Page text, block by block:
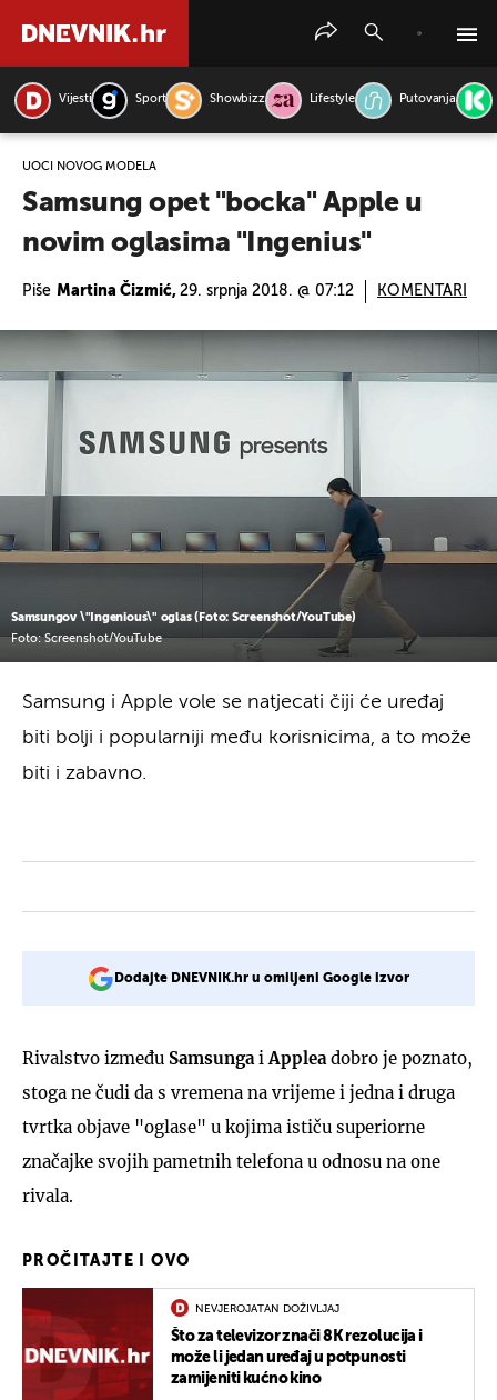
Vijesti Sport Showbizz Lifestyle Putovanja
UOČI NOVOG MODELA
Samsung opet "bocka" Apple u
novim oglasima "Ingenius"
Piše Martina Čizmić, 29. srpnja 2018. @ 07:12 KOMENTARI
Samsungov \"Ingenious\" oglas (Foto: Screenshot/YouTube)
Foto: Screenshot/YouTube
Samsung i Apple vole se natjecati čiji će uređaj
biti bolji i popularniji među korisnicima, a to može
biti i zabavno.
Dodajte DNEVNIK.hr u omiljeni Google izvor
Rivalstvo između Samsunga i Applea dobro je poznato,
stoga ne čudi da s vremena na vrijeme i jedna i druga
tvrtka objave "oglase" u kojima ističu superiorne
značajke svojih pametnih telefona u odnosu na one
rivala.
PROČITAJTE I OVO
NEVJEROJATAN DOŽIVLJAJ
Što za televizor znači 8K rezolucija i
može li jedan uređaj u potpunosti
zamijeniti kućno kino
PRETRAŽITE VIJESTI